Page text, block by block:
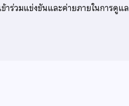
าร่วมแข่งขันและค่ายภายในการดูแ